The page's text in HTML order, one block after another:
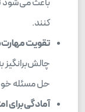
باعث می‌شود
کنند.
تقویت
حل مسئله
آمادگی برای